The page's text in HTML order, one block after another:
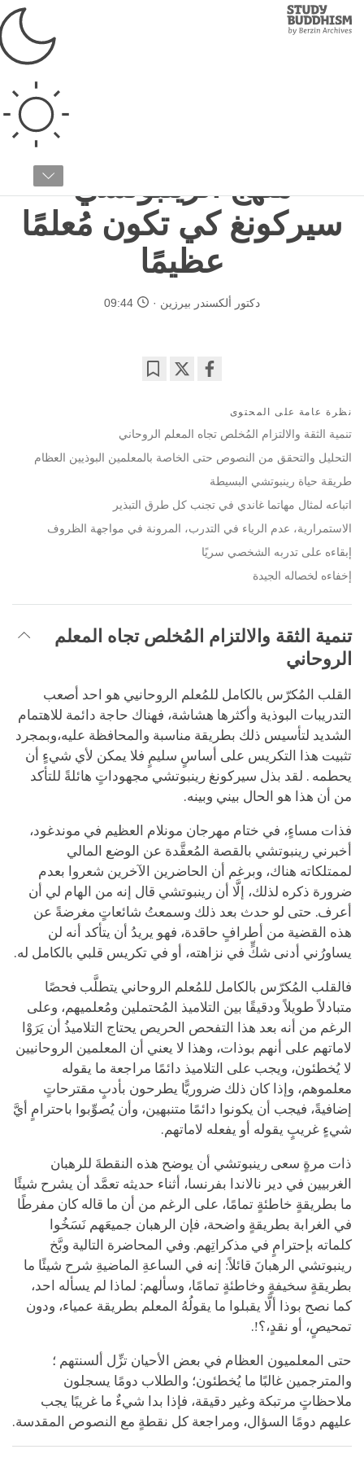
Study
Buddhism
منهج الرينبوتشي
سيركونغ كي تكون مُعلمًا
عظيمًا
دكتور ألكسندر بيرزين 09:44
facebook
نظرة عامة على المحتوى
تنمية الثقة والالتزام المُخلص تجاه المعلم الروحاني
التحليل والتحقق من النصوص حتى الخاصة بالمعلمين البوذيين العظام
طريقة حياة رينبوتشي البسيطة
اتباعه لمثال مهاتما غاندي في تجنب كل طرق التبذير
الاستمرارية، عدم الرياء في التدرب، المرونة في مواجهة الظروف
إبقاءه على تدربه الشخصي سريًا
إخفاءه لخصاله الجيدة
تنمية الثقة والالتزام المُخلص تجاه المعلم
الروحاني
القلب المُكرّس بالكامل للمُعلم الروحانيي هو احد أصعب
التدريبات البوذية وأكثرها هشاشة، فهناك حاجة دائمة للاهتمام
الشديد لتأسيس ذلك بطريقة مناسبة والمحافظة عليه،وبمجرد
تثبيت هذا التكريس على أساسٍ سليمٍ فلا يمكن لأي شيءٍ أن
يحطمه . لقد بذل سيركونغ رينبوتشي مجهوداتٍ هائلةً للتأكد
من أن هذا هو الحال بيني وبينه.
فذات مساءٍ، في ختام مهرجان مونلام العظيم في موندغود،
أخبرني رينبوتشي بالقصة المُعقَّدة عن الوضع المالي
لممتلكاته هناك، وبرغم أن الحاضرين الآخرين شعروا بعدم
ضرورة ذكره لذلك، إلَّا أن رينبوتشي قال إنه من الهام لي أن
أعرف. حتى لو حدث بعد ذلك وسمعتُ شائعاتٍ مغرضةً عن
هذه القضية من أطرافٍ حاقدة، فهو يريدُ أن يتأكد أنه لن
يساورُني أدنى شكٍّ في نزاهته، أو في تكريس قلبي بالكامل له.
فالقلب المُكرّس بالكامل للمُعلم الروحاني يتطلَّب فحصًا
متبادلاً طويلاً ودقيقًا بين التلاميذ المُحتملين ومُعلميهم، وعلى
الرغم من أنه بعد هذا التفحص الحريص يحتاج التلاميذُ أن يَرَوْا
لاماتهم على أنهم بوذات، وهذا لا يعني أن المعلمين الروحانيين
لا يُخطئون، ويجب على التلاميذ دائمًا مراجعة ما يقوله
معلموهم، وإذا كان ذلك ضروريًّا يطرحون بأدبٍ مقترحاتٍ
إضافيةً، فيجب أن يكونوا دائمًا متنبهين، وأن يُصوِّبوا باحترامٍ أيَّ
شيءٍ غريبٍ يقوله أو يفعله لاماتهم.
ذات مرةٍ سعى رينبوتشي أن يوضح هذه النقطةَ للرهبان
الغربيين في دير نالاندا بفرنسا، أثناء حديثه تعمَّد أن يشرح شيئًا
ما بطريقةٍ خاطئةٍ تمامًا، على الرغم من أن ما قاله كان مفرطًا
في الغرابة بطريقةٍ واضحة، فإن الرهبان جميعَهم نَسَخُوا
كلماته بإحترامٍ في مذكراتِهم. وفي المحاضرة التالية وبَّخ
رينبوتشي الرهبانَ قائلاً: إنه في الساعةِ الماضيةِ شرح شيئًا ما
بطريقةٍ سخيفةٍ وخاطئةٍ تمامًا، وسألهم: لماذا لم يسأله احد،
كما نصح بوذا
ألَّا يقبلوا ما يقولُهُ المعلم بطريقة عمياء، ودون
تمحيصٍ، أو نقدٍ،؟!.
حتى المعلميون العظام في بعض الأحيان تزِّل ألسنتهم ؛
والمترجمين غالبًا ما يُخطئون؛ والطلاب دومًا يسجلون
ملاحظاتٍ مرتبكة وغير دقيقة، فإذا بدا شيءٌ ما غريبًا يجب
عليهم دومًا السؤال، ومراجعة كل نقطةٍ مع النصوص المقدسة.